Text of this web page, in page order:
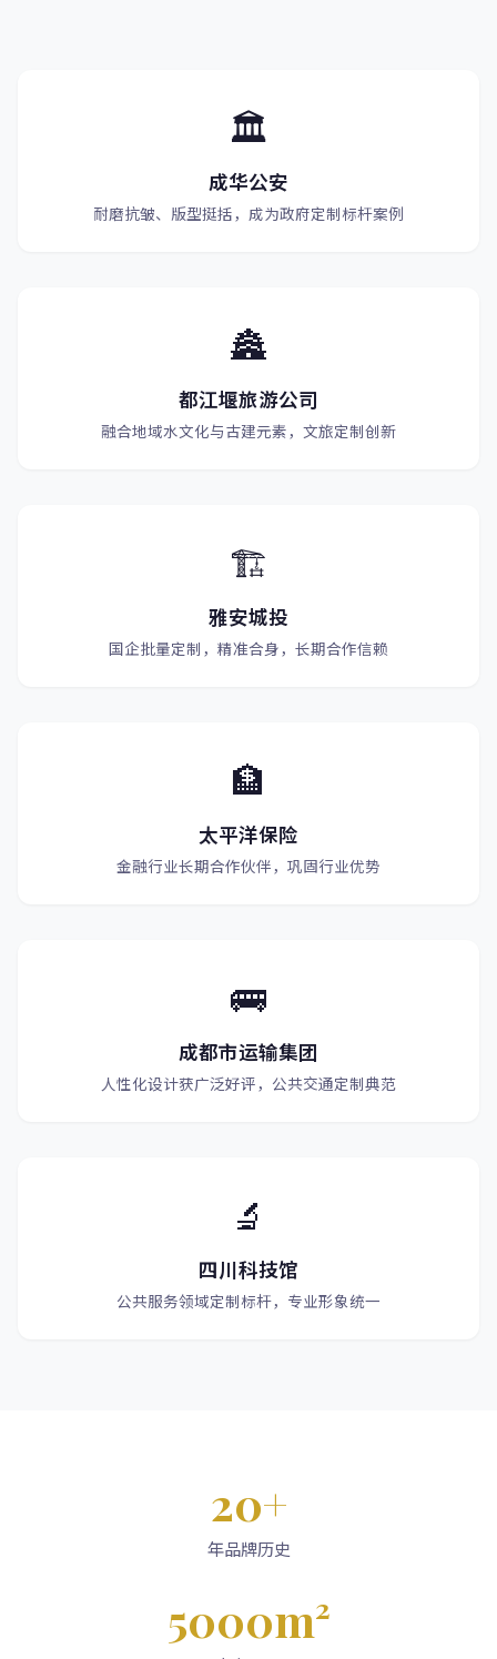
🏛️
成华公安
耐磨抗皱、版型挺括，成为政府定制标杆案例
🏯
都江堰旅游公司
融合地域水文化与古建元素，文旅定制创新
🏗️
雅安城投
国企批量定制，精准合身，长期合作信赖
🏦
太平洋保险
金融行业长期合作伙伴，巩固行业优势
🚌
成都市运输集团
人性化设计获广泛好评，公共交通定制典范
🔬
四川科技馆
公共服务领域定制标杆，专业形象统一
20+
年品牌历史
5000m²